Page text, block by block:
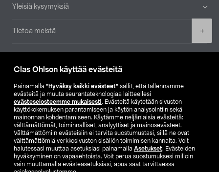
Clas Ohlson käyttää evästeitä
Painamalla ”Hyväksy kaikki evästeet” sallit, että tallennamme
evästeitä ja muuta seurantateknologiaa laitteellesi
evästeselosteemme mukaisesti. Evästeitä käytetään sivuston
käyttökokemuksen parantamiseen ja käytön analysointiin sekä
mainonnan kohdentamiseen. Käytämme neljänlaisia evästeitä:
välttämättömät, toiminnalliset, analyyttiset ja mainosevästeet.
Välttämättömiin evästeisiin ei tarvita suostumustasi, sillä ne ovat
välttämättömiä verkkosivuston sisällön toimimisen kannalta. Voit
halutessasi muuttaa asetuksiasi painamalla Asetukset. Evästeiden
hyväksyminen on vapaaehtoista. Voit perua suostumuksesi milloin
vain muuttamalla evästeasetuksiasi, apua saat tarvittaessa
+
Yleisiä kysymyksiä
Tietoa meistä
Etsi myymälä
SE NO FI
FI SV